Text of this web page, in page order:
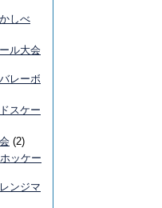
しべ
ル大会
レーボ
スケー
(2)
ッケー
ンジマ